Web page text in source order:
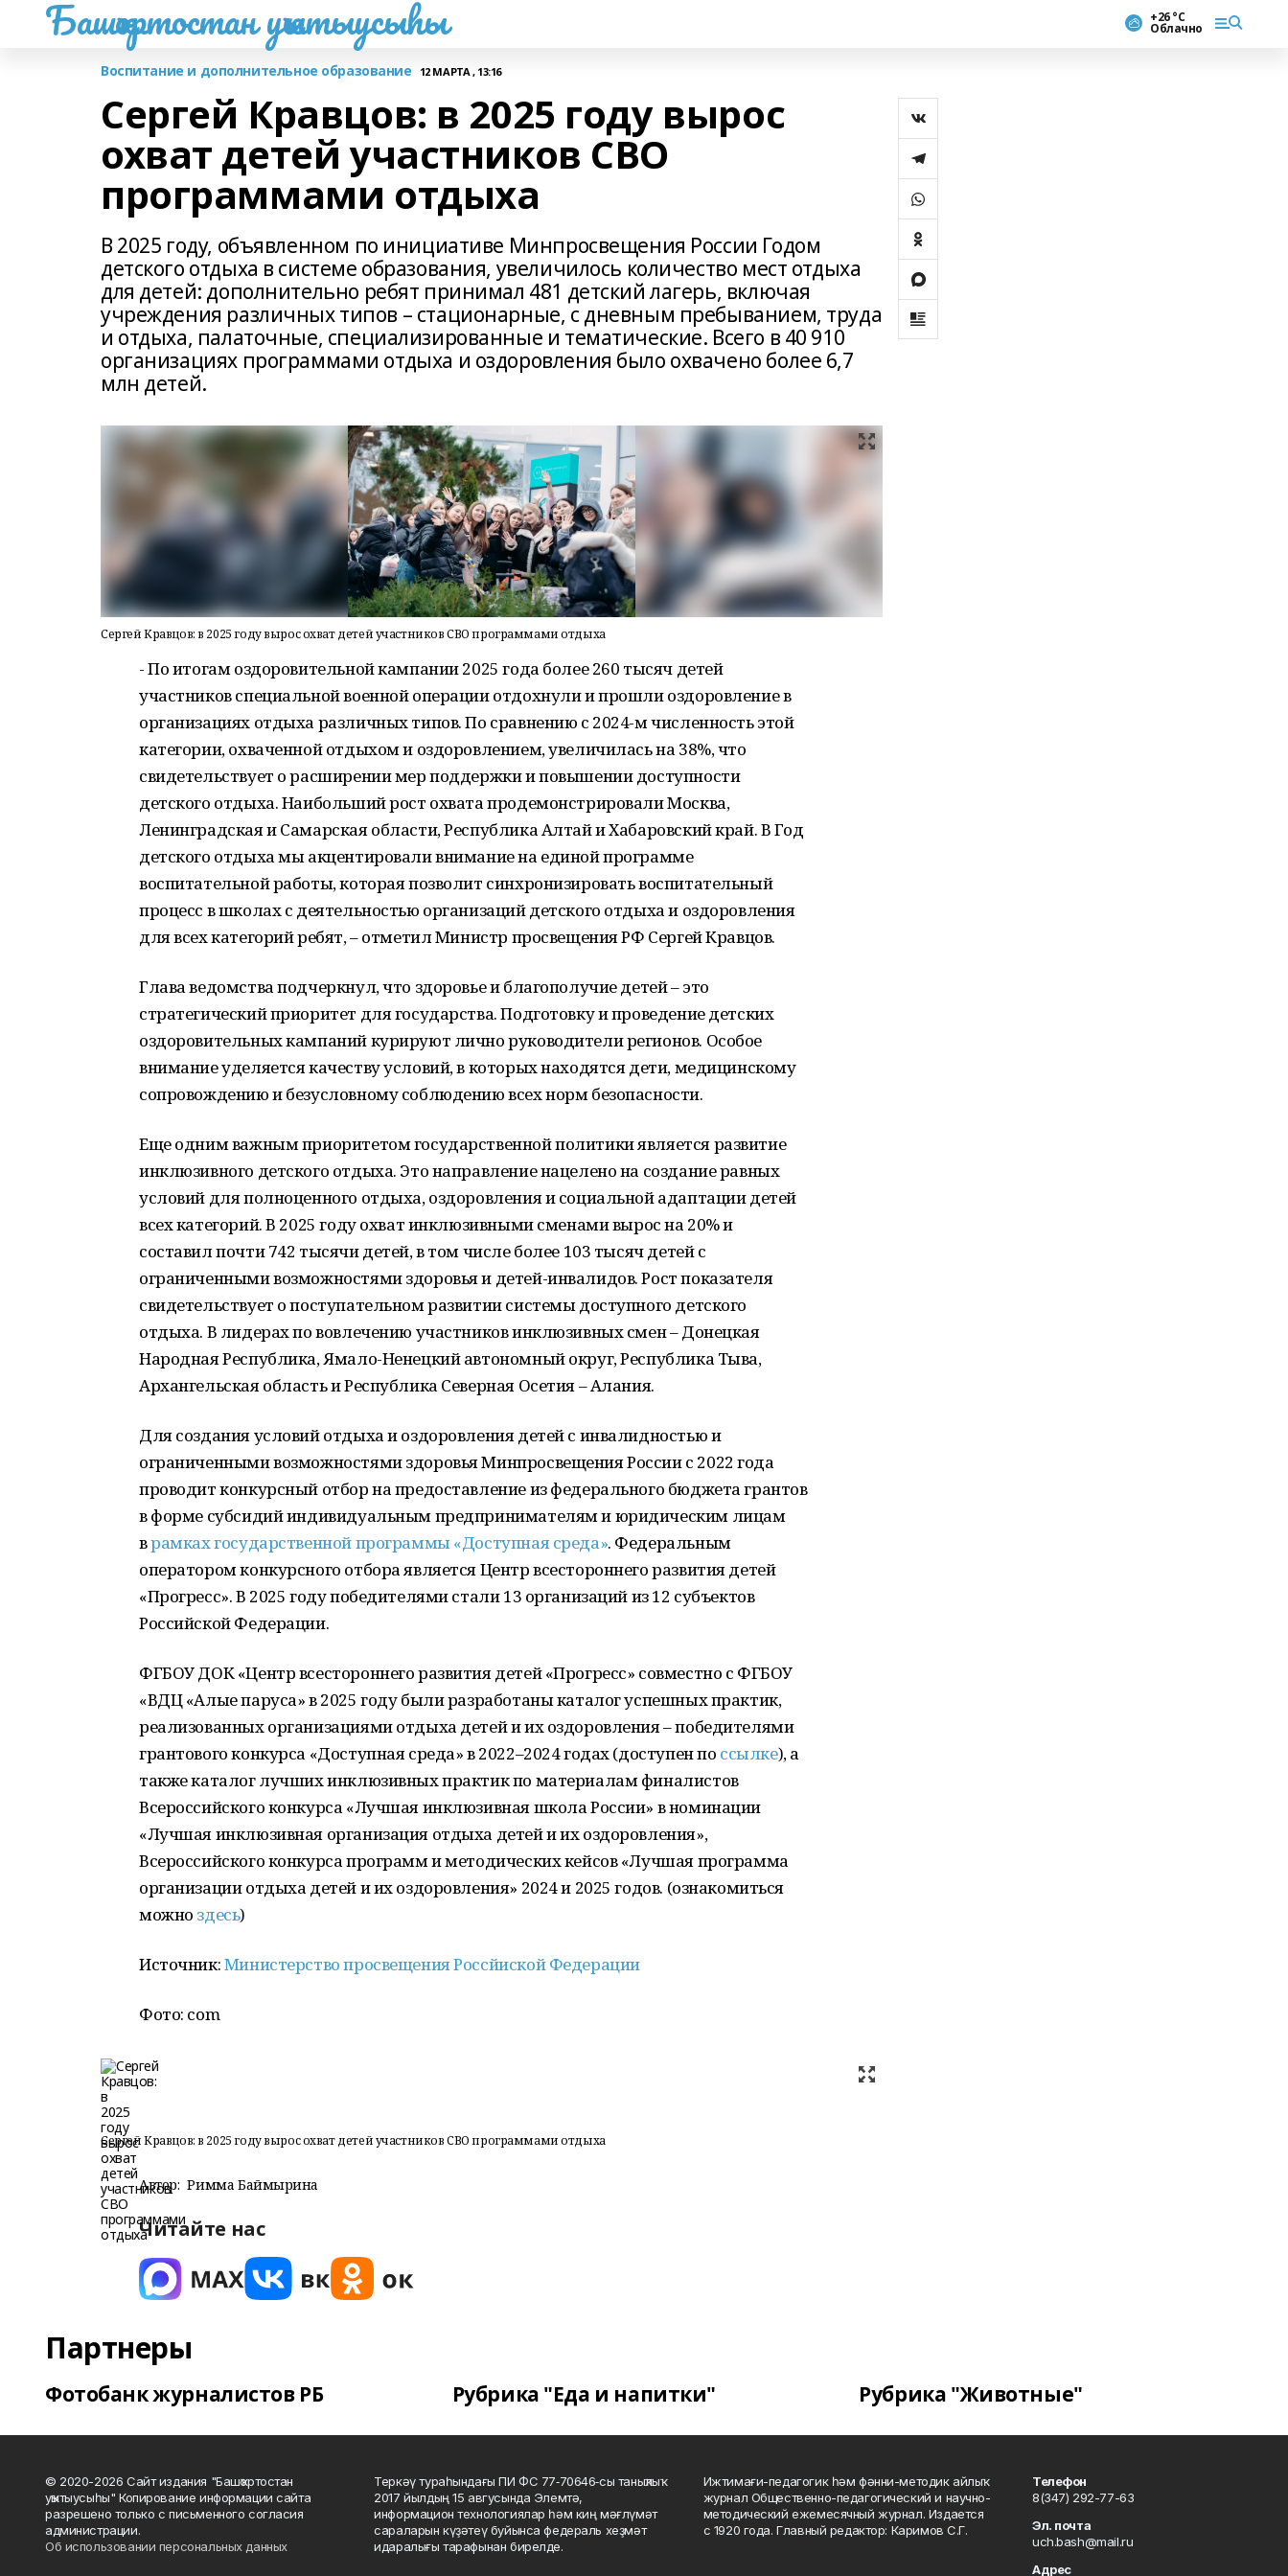
Башҡортостан уҡытыусыһы +26 °С
Облачно
Воспитание и дополнительное образование 12 МАРТА , 13:16
Сергей Кравцов: в 2025 году вырос
охват детей участников СВО
программами отдыха
В 2025 году, объявленном по инициативе Минпросвещения России Годом
детского отдыха в системе образования, увеличилось количество мест отдыха
для детей: дополнительно ребят принимал 481 детский лагерь, включая
учреждения различных типов – стационарные, с дневным пребыванием, труда
и отдыха, палаточные, специализированные и тематические. Всего в 40 910
организациях программами отдыха и оздоровления было охвачено более 6,7
млн детей.
Сергей Кравцов: в 2025 году вырос охват детей участников СВО программами отдыха
- По итогам оздоровительной кампании 2025 года более 260 тысяч детей
участников специальной военной операции отдохнули и прошли оздоровление в
организациях отдыха различных типов. По сравнению с 2024-м численность этой
категории, охваченной отдыхом и оздоровлением, увеличилась на 38%, что
свидетельствует о расширении мер поддержки и повышении доступности
детского отдыха. Наибольший рост охвата продемонстрировали Москва,
Ленинградская и Самарская области, Республика Алтай и Хабаровский край. В Год
детского отдыха мы акцентировали внимание на единой программе
воспитательной работы, которая позволит синхронизировать воспитательный
процесс в школах с деятельностью организаций детского отдыха и оздоровления
для всех категорий ребят, – отметил Министр просвещения РФ Сергей Кравцов.
Глава ведомства подчеркнул, что здоровье и благополучие детей – это
стратегический приоритет для государства. Подготовку и проведение детских
оздоровительных кампаний курируют лично руководители регионов. Особое
внимание уделяется качеству условий, в которых находятся дети, медицинскому
сопровождению и безусловному соблюдению всех норм безопасности.
Еще одним важным приоритетом государственной политики является развитие
инклюзивного детского отдыха. Это направление нацелено на создание равных
условий для полноценного отдыха, оздоровления и социальной адаптации детей
всех категорий. В 2025 году охват инклюзивными сменами вырос на 20% и
составил почти 742 тысячи детей, в том числе более 103 тысяч детей с
ограниченными возможностями здоровья и детей-инвалидов. Рост показателя
свидетельствует о поступательном развитии системы доступного детского
отдыха. В лидерах по вовлечению участников инклюзивных смен – Донецкая
Народная Республика, Ямало-Ненецкий автономный округ, Республика Тыва,
Архангельская область и Республика Северная Осетия – Алания.
Для создания условий отдыха и оздоровления детей с инвалидностью и
ограниченными возможностями здоровья Минпросвещения России с 2022 года
проводит конкурсный отбор на предоставление из федерального бюджета грантов
в форме субсидий индивидуальным предпринимателям и юридическим лицам
врамках государственной программы «Доступная среда». Федеральным
оператором конкурсного отбора является Центр всестороннего развития детей
«Прогресс». В 2025 году победителями стали 13 организаций из 12 субъектов
Российской Федерации.
ФГБОУ ДОК «Центр всестороннего развития детей «Прогресс» совместно с ФГБОУ
«ВДЦ «Алые паруса» в 2025 году были разработаны каталог успешных практик,
реализованных организациями отдыха детей и их оздоровления – победителями
грантового конкурса «Доступная среда» в 2022–2024 годах (доступен по ссылке), а
также каталог лучших инклюзивных практик по материалам финалистов
Всероссийского конкурса «Лучшая инклюзивная школа России» в номинации
«Лучшая инклюзивная организация отдыха детей и их оздоровления»,
Всероссийского конкурса программ и методических кейсов «Лучшая программа
организации отдыха детей и их оздоровления» 2024 и 2025 годов. (ознакомиться
можно здесь)
Источник:Министерство просвещения Россйиской Федерации
Фото: com
Сергей Кравцов: в 2025 году вырос охват детей участников СВО программами отдыха
Автор: Римма Баймырҙина
Читайте нас
Партнеры
Фотобанк журналистов РБ Рубрика "Еда и напитки" Рубрика "Животные"
© 2020-2026 Сайт издания "Башҡортостан
уҡытыусыһы" Копирование информации сайта
разрешено только с письменного согласия
администрации.
Об использовании персональных данных
Теркәү тураһындағы ПИ ФС 77‑70646‑сы таныҡлыҡ
2017 йылдың 15 авгусында Элемтә,
информацион технологиялар һәм киң мәғлүмәт
сараларын күҙәтеү буйынса федераль хеҙмәт
идаралығы тарафынан бирелде.
Ижтимағи-педагогик һәм фәнни-методик айлыҡ
журнал Общественно-педагогический и научно-
методический ежемесячный журнал. Издается
с 1920 года. Главный редактор: Каримов С.Г.
Телефон
8(347) 292-77-63
Эл. почта
uch.bash@mail.ru
Адрес